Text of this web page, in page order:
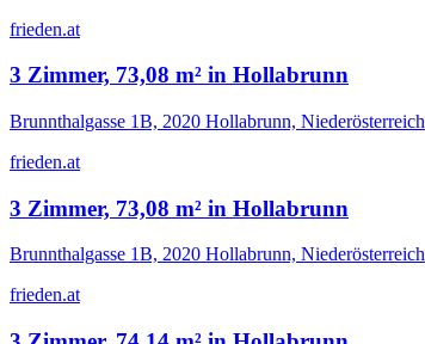
frieden.at
3 Zimmer, 73,08 m² in Hollabrunn
Brunnthalgasse 1B, 2020 Hollabrunn, Niederösterreich
frieden.at
3 Zimmer, 73,08 m² in Hollabrunn
Brunnthalgasse 1B, 2020 Hollabrunn, Niederösterreich
frieden.at